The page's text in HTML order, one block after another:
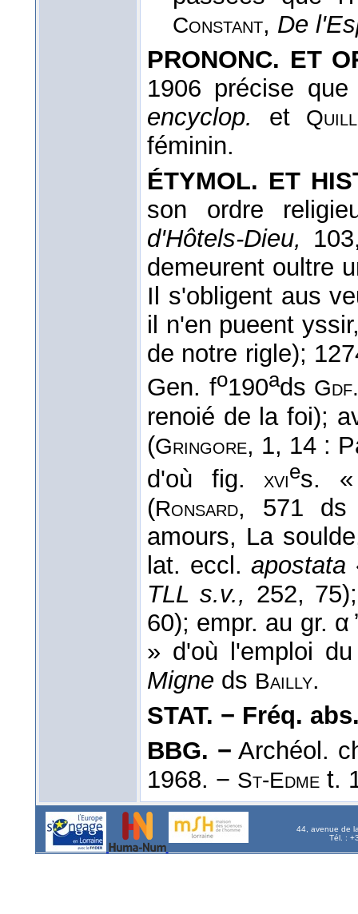
Constant, De
PRONONC. ET
1906 précise
encyclop.
et
féminin.
ÉTYMOL. ET
son ordre
d'Hôtels-Dieu,
demeurent oultre
Il s'obligent aus
il n'en pueent
de notre rigle);
Gen. fo190ads
renoié de la foi);
(Gringore, 1, 14 :
d'où fig. xvies. «
(Ronsard, 571
amours, La
lat. eccl.apostata
TLL s.v., 252,
60); empr. au gr.
» d'où l'emploi
Migne ds Bailly.
STAT. − Fréq.
BBG. − Archéol.
1968. − St-Edme t.
44, avenue de
Tél. :